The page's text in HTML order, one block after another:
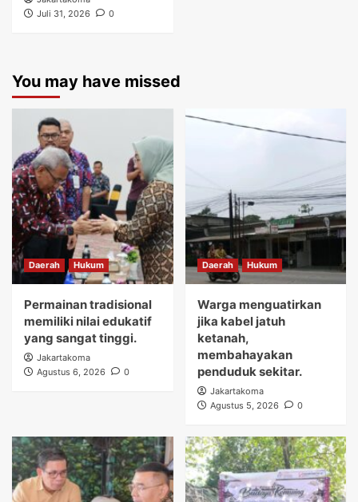
Juli 31, 2026
0
You may have missed
Daerah Hukum
Permainan tradisional
memiliki nilai edukatif
yang sangat tinggi.
Jakartakoma
Agustus 6, 2026
0
Daerah Hukum
Warga menguatirkan
jika kabel jatuh
ketanah,
membahayakan
penduduk sekitar.
Jakartakoma
Agustus 5, 2026
0